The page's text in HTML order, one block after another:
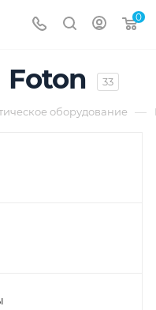
0
33
оборудование —